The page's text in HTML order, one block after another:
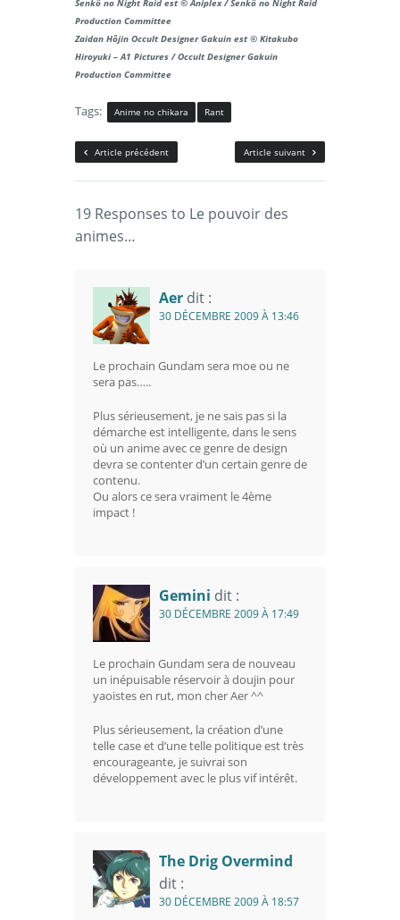
Senkô no Night Raid est © Aniplex / Senkô no Night Raid
Production Committee
Zaidan Hôjin Occult Designer Gakuin est © Kitakubo
Hiroyuki – A1 Pictures / Occult Designer Gakuin
Production Committee
Tags: Anime no chikara Rant
Article suivant
Article précédent
19 Responses to Le pouvoir des
animes…
Aer dit :
30 DÉCEMBRE 2009 À 13:46
Le prochain Gundam sera moe ou ne
sera pas…..
Plus sérieusement, je ne sais pas si la
démarche est intelligente, dans le sens
où un anime avec ce genre de design
devra se contenter d’un certain genre de
contenu.
Ou alors ce sera vraiment le 4ème
impact !
Gemini dit :
30 DÉCEMBRE 2009 À 17:49
Le prochain Gundam sera de nouveau
un inépuisable réservoir à doujin pour
yaoistes en rut, mon cher Aer ^^
Plus sérieusement, la création d’une
telle case et d’une telle politique est très
encourageante, je suivrai son
développement avec le plus vif intérêt.
The Drig Overmind
dit :
30 DÉCEMBRE 2009 À 18:57